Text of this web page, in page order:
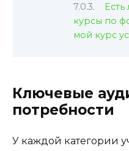
курсы по
мой курс
Ключевые
потребности
У каждой категории